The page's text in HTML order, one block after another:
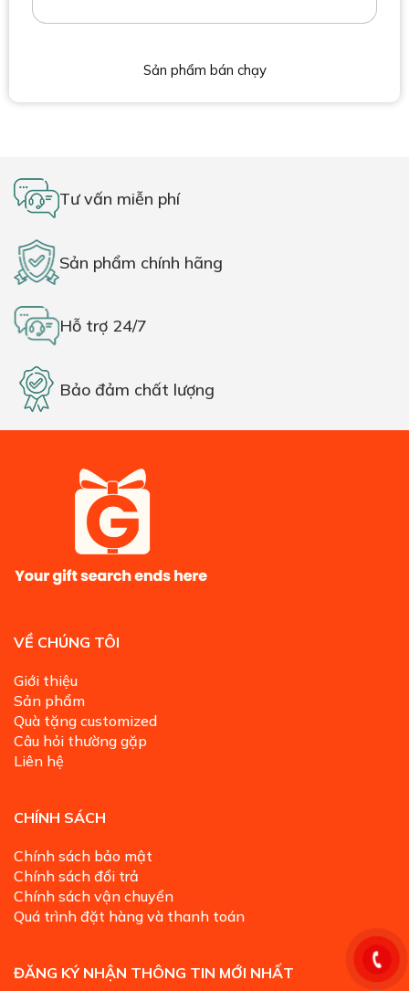
Sản phẩm bán chạy
Tư vấn miễn phí
Sản phẩm chính hãng
Hỗ trợ 24/7
Bảo đảm chất lượng
VỀ CHÚNG TÔI
Giới thiệu
Sản phẩm
Quà tặng customized
Câu hỏi thường gặp
Liên hệ
CHÍNH SÁCH
Chính sách bảo mật
Chính sách đổi trả
Chính sách vận chuyển
Quá trình đặt hàng và thanh toán
ĐĂNG KÝ NHẬN THÔNG TIN MỚI NHẤT